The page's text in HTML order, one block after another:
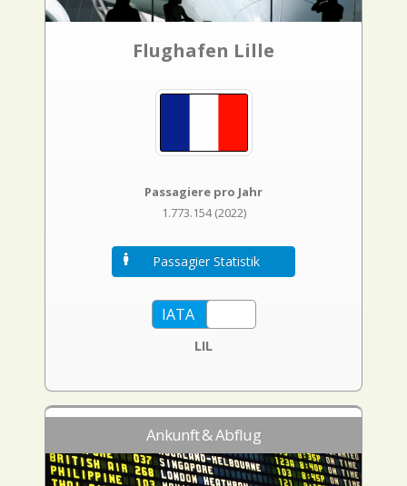
Flughafen Lille
Passagiere pro Jahr
1.773.154 (2022)
Passagier Statistik
LIL
Ankunft & Abflug